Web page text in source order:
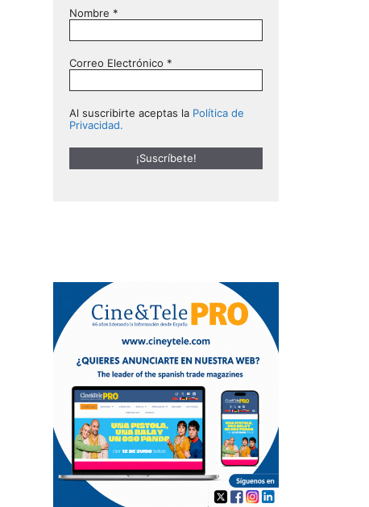
Nombre *
Correo Electrónico *
Al suscribirte aceptas la Política de
Privacidad.